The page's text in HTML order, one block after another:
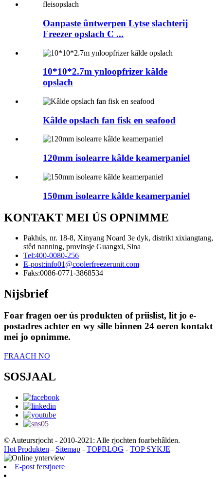
Oanpaste ûntwerpen Lytse slachterij
Freezer opslach C ...
10*10*2.7m ynloopfrizer kâlde
opslach
Kâlde opslach fan fisk en seafood
120mm isolearre kâlde keamerpaniel
150mm isolearre kâlde keamerpaniel
KONTAKT MEI ÚS OPNIMME
Pakhús, nr. 18-8, Xinyang Noard 3e dyk, distrikt xixiangtang,
stêd nanning, provinsje Guangxi, Sina
Tel:400-0080-256
E-post:info01@coolerfreezerunit.com
Faks:0086-0771-3868534
Nijsbrief
Foar fragen oer ús produkten of priislist, lit jo e-
postadres achter en wy sille binnen 24 oeren kontakt
mei jo opnimme.
FRAACH NO
SOSJAAL
© Auteursrjocht - 2010-2021: Alle rjochten foarbehâlden.
Hot Produkten - Sitemap - TOPBLOG - TOP SYKJE
E-post ferstjoere